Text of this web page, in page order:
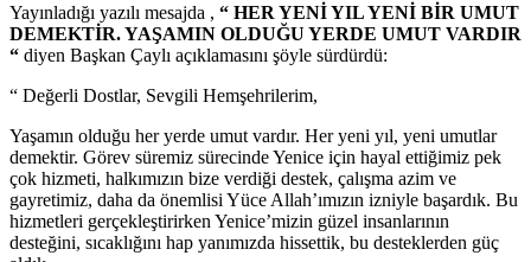
Yayınladığı yazılı mesajda , “ HER YENİ YIL YENİ BİR UMUT
DEMEKTİR. YAŞAMIN OLDUĞU YERDE UMUT VARDIR
“ diyen Başkan Çaylı açıklamasını şöyle sürdürdü:
“ Değerli Dostlar, Sevgili Hemşehrilerim,
Yaşamın olduğu her yerde umut vardır. Her yeni yıl, yeni umutlar
demektir. Görev süremiz sürecinde Yenice için hayal ettiğimiz pek
çok hizmeti, halkımızın bize verdiği destek, çalışma azim ve
gayretimiz, daha da önemlisi Yüce Allah’ımızın izniyle başardık. Bu
hizmetleri gerçekleştirirken Yenice’mizin güzel insanlarının
desteğini, sıcaklığını hap yanımızda hissettik, bu desteklerden güç